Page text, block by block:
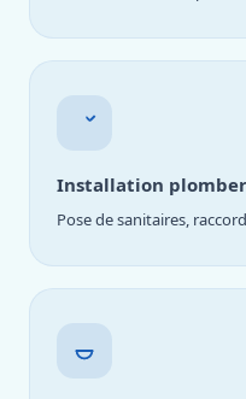
Installation
Pose de sanitaires,